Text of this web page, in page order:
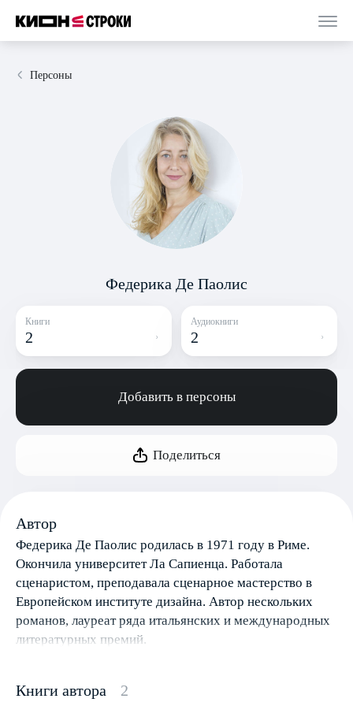
Персоны
Федерика Де Паолис
Книги
2
Аудиокниги
2
Добавить в персоны
Поделиться
Автор
Федерика Де Паолис родилась в 1971 году в Риме.
Окончила университет Ла Сапиенца. Работала
сценаристом, преподавала сценарное мастерство в
Европейском институте дизайна. Автор нескольких
романов, лауреат ряда итальянских и международных
литературных премий.
Книги автора 2